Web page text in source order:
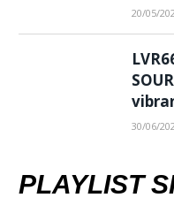
20/05/
30/06/
PLAYLIST